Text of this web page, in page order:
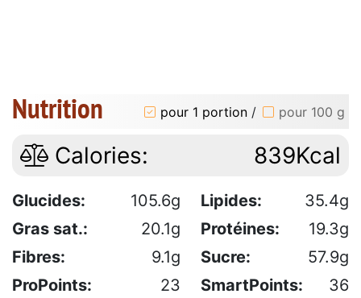
Nutrition pour 1 portion / pour 100 g
Calories: 839Kcal
Glucides: 105.6g Lipides:
35.4g
Gras sat.:
20.1g Protéines:
19.3g
Fibres:
9.1g Sucre:
57.9g
ProPoints:
23 SmartPoints: 36